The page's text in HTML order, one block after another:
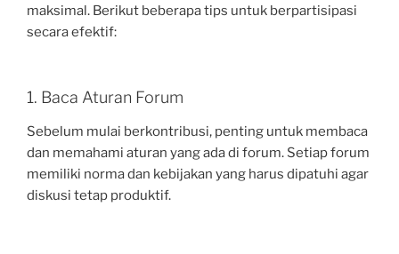
maksimal. Berikut beberapa tips untuk berpartisipasi
secara efektif:
1. Baca Aturan Forum
Sebelum mulai berkontribusi, penting untuk membaca
dan memahami aturan yang ada di forum. Setiap forum
memiliki norma dan kebijakan yang harus dipatuhi agar
diskusi tetap produktif.